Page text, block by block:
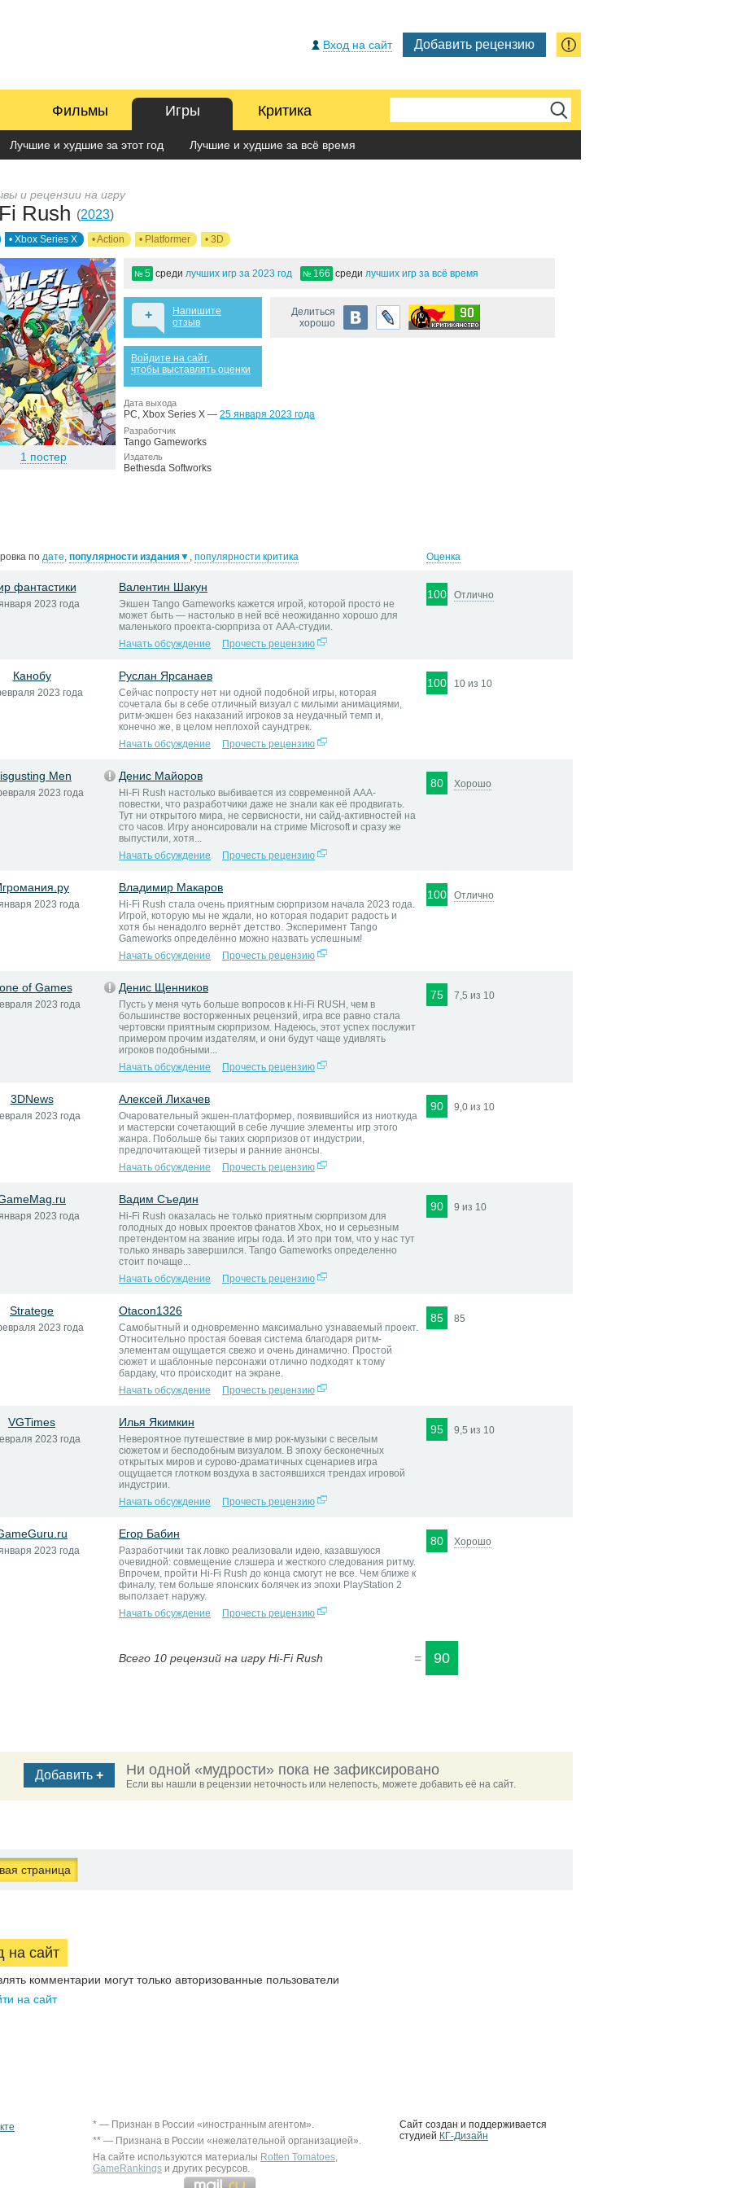
Вход на сайт Добавить рецензию
Фильмы Игры
Лучшие и худшие за этот год Лучшие и худшие за всё время
Критика
и рецензии на игру
Rush (2023)
• Xbox Series X • Action • Platformer • 3D
1 постер
№5 среди лучших игр за 2023 год № 166 среди лучших игр за всё время
+
Напишите
отзыв
Делиться
хорошо
Войдите на сайт,
чтобы выставлять оценки
Дата выхода
PC, Xbox Series X — 25 января 2023 года
Разработчик
Tango Gameworks
Издатель
Bethesda Softworks
по дате, популярности издания▼ , популярности критика Оценка
фантастики
2023 года
Валентин Шакун
Экшен Tango Gameworks кажется игрой, которой просто не
может быть — настолько в ней всё неожиданно хорошо для
маленького проекта-сюрприза от ААА-студии.
Начать обсуждение
Прочесть рецензию
100 Отлично
Канобу
2023 года
Руслан Ярсанаев
Сейчас попросту нет ни одной подобной игры, которая
сочетала бы в себе отличный визуал с милыми анимациями,
ритм-экшен без наказаний игроков за неудачный темп и,
конечно же, в целом неплохой саундтрек.
Начать обсуждение
Прочесть рецензию
100 10 из 10
Men
2023 года
Денис Майоров
Hi-Fi Rush настолько выбивается из современной ААА-
повестки, что разработчики даже не знали как её продвигать.
Тут ни открытого мира, не сервисности, ни сайд-активностей на
сто часов. Игру анонсировали на стриме Microsoft и сразу же
выпустили, хотя...
Начать обсуждение
Прочесть рецензию
80 Хорошо
2023 года
Владимир Макаров
Hi-Fi Rush стала очень приятным сюрпризом начала 2023 года.
Игрой, которую мы не ждали, но которая подарит радость и
хотя бы ненадолго вернёт детство. Эксперимент Tango
Gameworks определённо можно назвать успешным!
Начать обсуждение
Прочесть рецензию
100 Отлично
of Games
2023 года
Денис Щенников
Пусть у меня чуть больше вопросов к Hi-Fi RUSH, чем в
большинстве восторженных рецензий, игра все равно стала
чертовски приятным сюрпризом. Надеюсь, этот успех послужит
примером прочим издателям, и они будут чаще удивлять
игроков подобными...
Начать обсуждение
Прочесть рецензию
75 7,5 из 10
3DNews
2023 года
Алексей Лихачев
Очаровательный экшен-платформер, появившийся из ниоткуда
и мастерски сочетающий в себе лучшие элементы игр этого
жанра. Побольше бы таких сюрпризов от индустрии,
предпочитающей тизеры и ранние анонсы.
Начать обсуждение
Прочесть рецензию
90 9,0 из 10
2023 года
Вадим Съедин
Hi-Fi Rush оказалась не только приятным сюрпризом для
голодных до новых проектов фанатов Xbox, но и серьезным
претендентом на звание игры года. И это при том, что у нас тут
только январь завершился. Tango Gameworks определенно
стоит почаще...
Начать обсуждение
Прочесть рецензию
90 9 из 10
Stratege
2023 года
Otacon1326
Самобытный и одновременно максимально узнаваемый проект.
Относительно простая боевая система благодаря ритм-
элементам ощущается свежо и очень динамично. Простой
сюжет и шаблонные персонажи отлично подходят к тому
бардаку, что происходит на экране.
Начать обсуждение
Прочесть рецензию
85 85
VGTimes
2023 года
Илья Якимкин
Невероятное путешествие в мир рок-музыки с веселым
сюжетом и бесподобным визуалом. В эпоху бесконечных
открытых миров и сурово-драматичных сценариев игра
ощущается глотком воздуха в застоявшихся трендах игровой
индустрии.
Начать обсуждение
Прочесть рецензию
95 9,5 из 10
2023 года
Егор Бабин
Разработчики так ловко реализовали идею, казавшуюся
очевидной: совмещение слэшера и жесткого следования ритму.
Впрочем, пройти Hi-Fi Rush до конца смогут не все. Чем ближе к
финалу, тем больше японских болячек из эпохи PlayStation 2
выползает наружу.
Начать обсуждение
Прочесть рецензию
80 Хорошо
= 90
Всего 10 рецензий на игру Hi-Fi Rush
Добавить + Ни одной «мудрости» пока не зафиксировано
Если вы нашли в рецензии неточность или нелепость, можете добавить её на сайт.
страница
на сайт
комментарии могут только авторизованные пользователи
на сайт
* — Признан в России «иностранным агентом».
** — Признана в России «нежелательной организацией».
На сайте используются материалы Rotten Tomatoes,
GameRankings и других ресурсов.
Сайт создан и поддерживается
студией КГ-Дизайн